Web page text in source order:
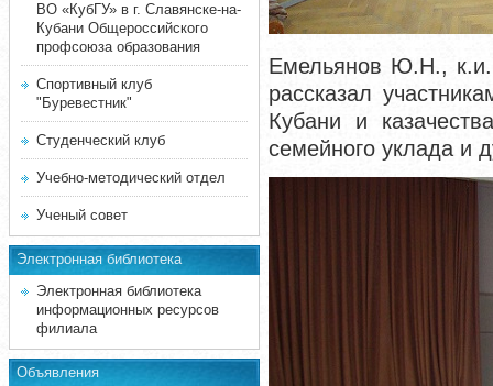
ВО «КубГУ» в г. Славянске-на-
Кубани Общероссийского
профсоюза образования
Спортивный клуб
"Буревестник"
Студенческий клуб
Учебно-методический отдел
Ученый совет
Электронная библиотека
Электронная библиотека
информационных ресурсов
филиала
Объявления
Емельянов Ю.Н.,
рассказал
Кубани и
семейного уклада и